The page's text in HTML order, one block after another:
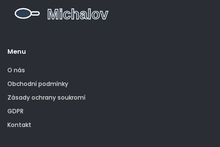
Menu
O nás
Obchodní podmínky
Zásady ochrany soukromí
GDPR
Kontakt